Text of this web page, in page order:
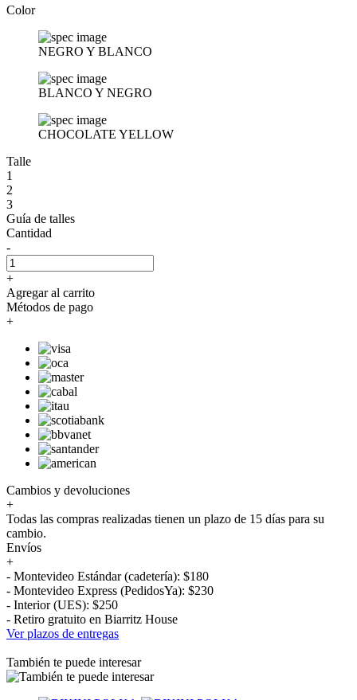
Color
NEGRO Y BLANCO
BLANCO Y NEGRO
CHOCOLATE YELLOW
Talle
1
2
3
Guía de talles
Cantidad
-
+
Agregar al carrito
Métodos de pago
+
Cambios y devoluciones
+
Todas las compras realizadas tienen un plazo de 15 días para su
cambio.
Envíos
+
- Montevideo Estándar (cadetería): $180
- Montevideo Express (PedidosYa): $230
- Interior (UES): $250
- Retiro gratuito en Biarritz House
Ver plazos de entregas
También te puede interesar